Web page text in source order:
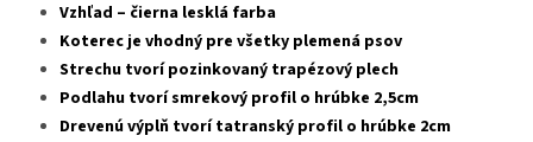
Vzhľad – čierna lesklá farba
Koterec je vhodný pre všetky plemená psov
Strechu tvorí pozinkovaný trapézový plech
Podlahu tvorí smrekový profil o hrúbke 2,5cm
Drevenú výplň tvorí tatranský profil o hrúbke 2cm